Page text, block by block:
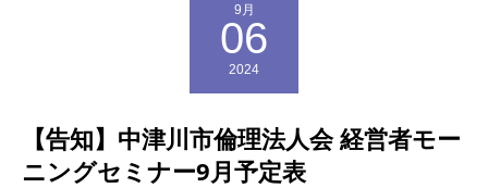
9月
06
2024
【告知】中津川市倫理法人会 経営者モー
ニングセミナー9月予定表